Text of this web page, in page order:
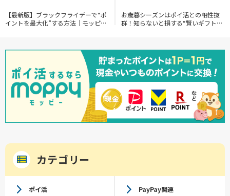
【最新版】ブラックフライデーで“ポ
イントを最大化”する方法｜モッピー
お歳暮シーズンはポイ活との相性抜
群！知らないと損する“賢いギフト選
カテゴリー
ポイ活 PayPay関連